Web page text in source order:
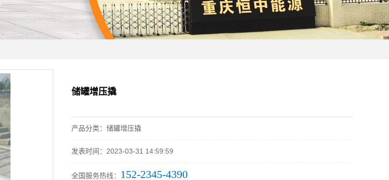
储罐增压撬
产品分类：储罐增压撬
发表时间：2023-03-31 14:59:59
全国服务热线： 152-2345-4390